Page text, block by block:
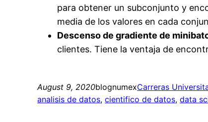
para obtener un subconjunto y
media de los valores en cada
Descenso de gradiente de
clientes. Tiene la ventaja de
August 9, 2020blognumexCarreras
analisis de datos, cientifico de datos, data